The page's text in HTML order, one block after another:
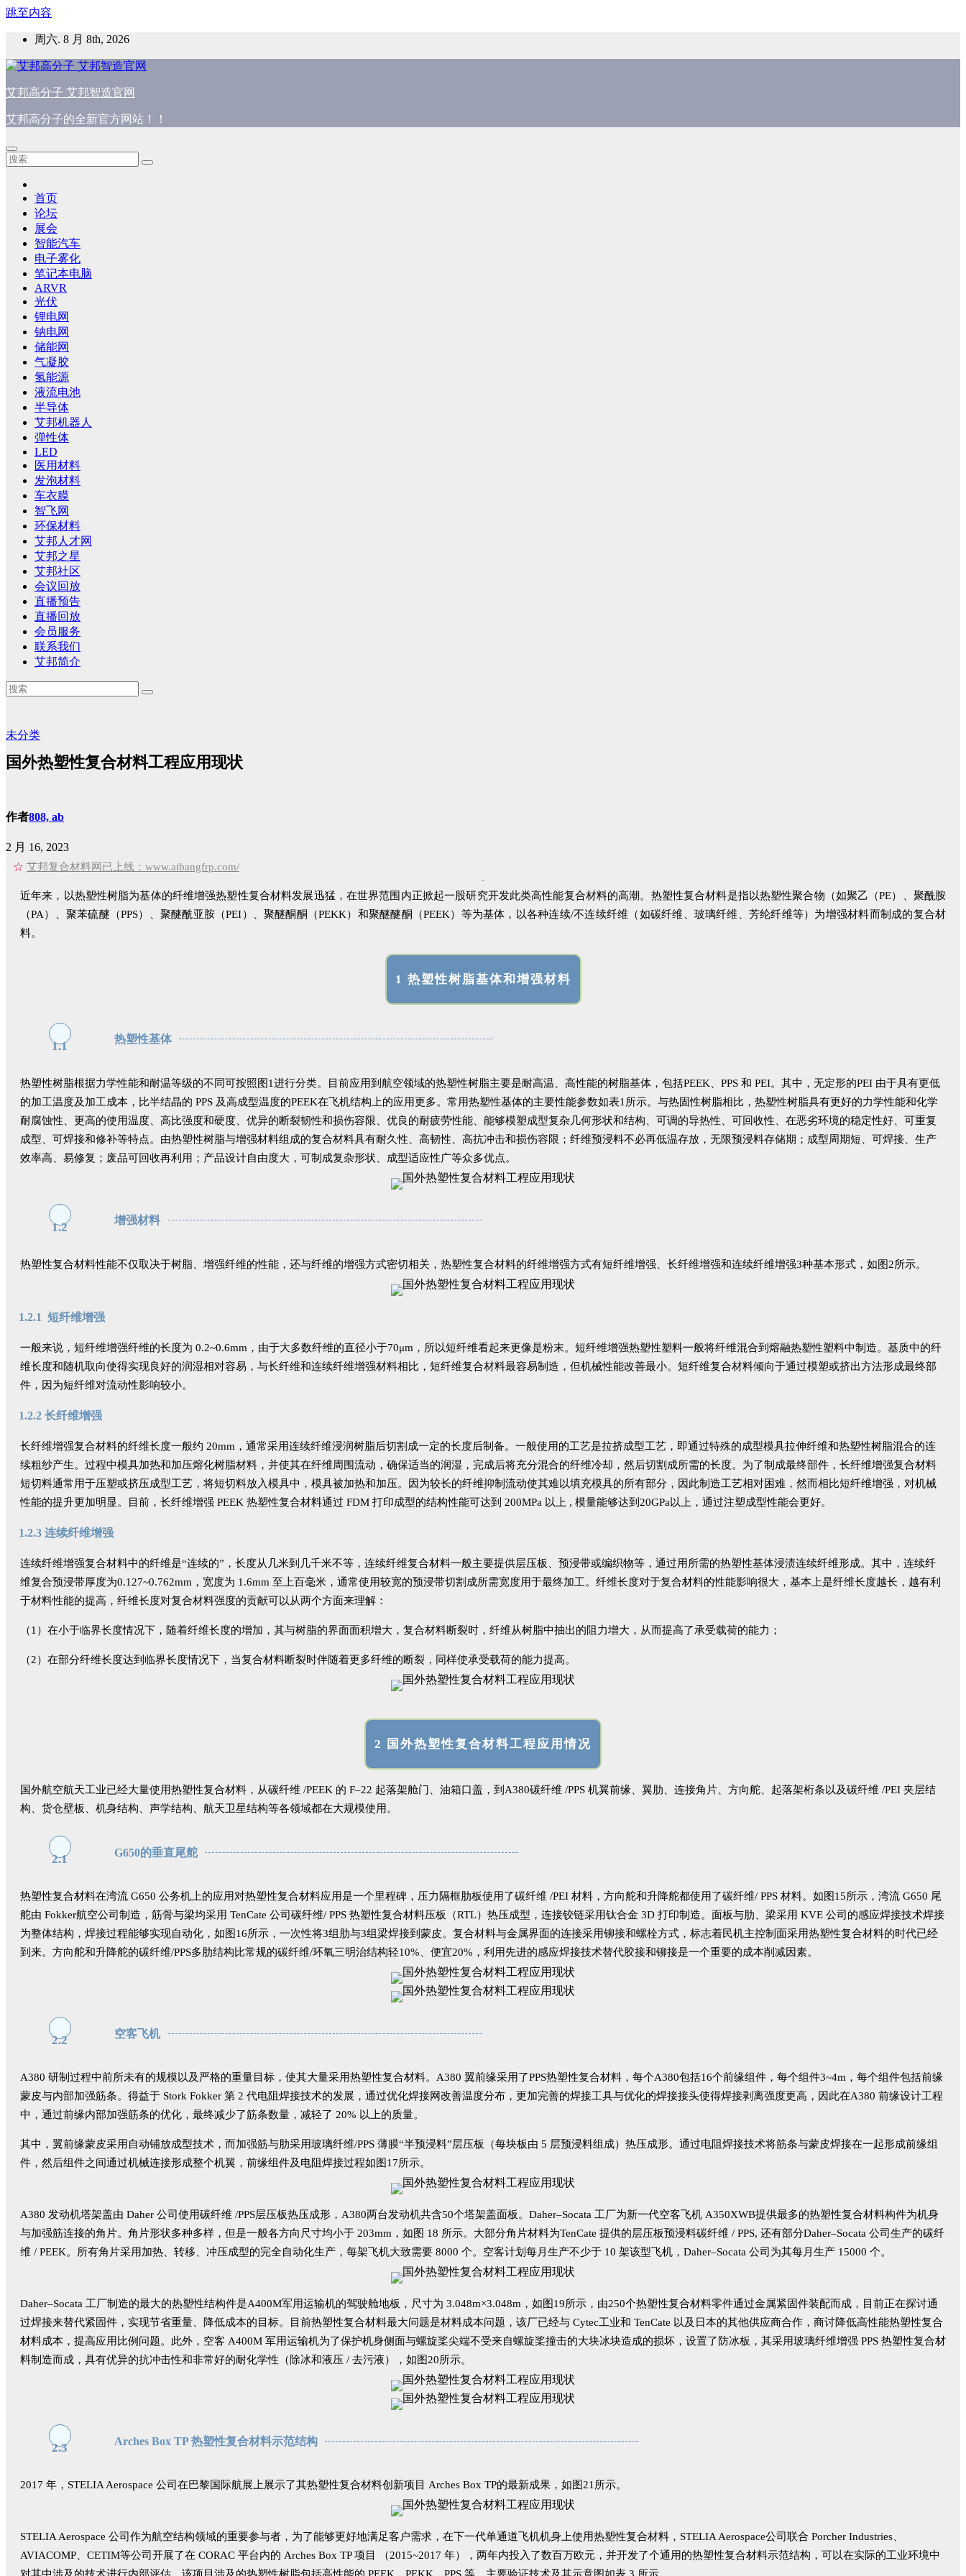
跳至内容
周六. 8 月 8th, 2026
艾邦高分子 艾邦智造官网
艾邦高分子的全新官方网站！！
首页
论坛
展会
智能汽车
电子雾化
笔记本电脑
ARVR
光伏
锂电网
钠电网
储能网
气凝胶
氢能源
液流电池
半导体
艾邦机器人
弹性体
LED
医用材料
发泡材料
车衣膜
智飞网
环保材料
艾邦人才网
艾邦之星
艾邦社区
会议回放
直播预告
直播回放
会员服务
联系我们
艾邦简介
未分类
国外热塑性复合材料工程应用现状
作者808, ab
2 月 16, 2023
☆ 艾邦复合材料网已上线：www.aibangfrp.com/
近年来，以热塑性树脂为基体的纤维增强热塑性复合材料发展迅猛，在世界范围内正掀起一股研究开发此类高性能复合材料的高潮。热塑性复合材料是指以热塑性聚合物（如聚乙（PE）、聚酰胺
（PA）、聚苯硫醚（PPS）、聚醚酰亚胺（PEI）、聚醚酮酮（PEKK）和聚醚醚酮（PEEK）等为基体，以各种连续/不连续纤维（如碳纤维、玻璃纤维、芳纶纤维等）为增强材料而制成的复合材
料。
1 热塑性树脂基体和增强材料
1.1 热塑性基体
热塑性树脂根据力学性能和耐温等级的不同可按照图1进行分类。目前应用到航空领域的热塑性树脂主要是耐高温、高性能的树脂基体，包括PEEK、PPS 和 PEI。其中，无定形的PEI 由于具有更低
的加工温度及加工成本，比半结晶的 PPS 及高成型温度的PEEK在飞机结构上的应用更多。常用热塑性基体的主要性能参数如表1所示。与热固性树脂相比，热塑性树脂具有更好的力学性能和化学
耐腐蚀性、更高的使用温度、高比强度和硬度、优异的断裂韧性和损伤容限、优良的耐疲劳性能、能够模塑成型复杂几何形状和结构、可调的导热性、可回收性、在恶劣环境的稳定性好、可重复
成型、可焊接和修补等特点。由热塑性树脂与增强材料组成的复合材料具有耐久性、高韧性、高抗冲击和损伤容限；纤维预浸料不必再低温存放，无限预浸料存储期；成型周期短、可焊接、生产
效率高、易修复；废品可回收再利用；产品设计自由度大，可制成复杂形状、成型适应性广等众多优点。
1.2 增强材料
热塑性复合材料性能不仅取决于树脂、增强纤维的性能，还与纤维的增强方式密切相关，热塑性复合材料的纤维增强方式有短纤维增强、长纤维增强和连续纤维增强3种基本形式，如图2所示。
1.2.1 短纤维增强
一般来说，短纤维增强纤维的长度为 0.2~0.6mm，由于大多数纤维的直径小于70μm，所以短纤维看起来更像是粉末。短纤维增强热塑性塑料一般将纤维混合到熔融热塑性塑料中制造。基质中的纤
维长度和随机取向使得实现良好的润湿相对容易，与长纤维和连续纤维增强材料相比，短纤维复合材料最容易制造，但机械性能改善最小。短纤维复合材料倾向于通过模塑或挤出方法形成最终部
件，因为短纤维对流动性影响较小。
1.2.2 长纤维增强
长纤维增强复合材料的纤维长度一般约 20mm，通常采用连续纤维浸润树脂后切割成一定的长度后制备。一般使用的工艺是拉挤成型工艺，即通过特殊的成型模具拉伸纤维和热塑性树脂混合的连
续粗纱产生。过程中模具加热和加压熔化树脂材料，并使其在纤维周围流动，确保适当的润湿，完成后将充分混合的纤维冷却，然后切割成所需的长度。为了制成最终部件，长纤维增强复合材料
短切料通常用于压塑或挤压成型工艺，将短切料放入模具中，模具被加热和加压。因为较长的纤维抑制流动使其难以填充模具的所有部分，因此制造工艺相对困难，然而相比短纤维增强，对机械
性能的提升更加明显。目前，长纤维增强 PEEK 热塑性复合材料通过 FDM 打印成型的结构性能可达到 200MPa 以上 , 模量能够达到20GPa以上，通过注塑成型性能会更好。
1.2.3 连续纤维增强
连续纤维增强复合材料中的纤维是“连续的”，长度从几米到几千米不等，连续纤维复合材料一般主要提供层压板、预浸带或编织物等，通过用所需的热塑性基体浸渍连续纤维形成。其中，连续纤
维复合预浸带厚度为0.127~0.762mm，宽度为 1.6mm 至上百毫米，通常使用较宽的预浸带切割成所需宽度用于最终加工。纤维长度对于复合材料的性能影响很大，基本上是纤维长度越长，越有利
于材料性能的提高，纤维长度对复合材料强度的贡献可以从两个方面来理解：
（1）在小于临界长度情况下，随着纤维长度的增加，其与树脂的界面面积增大，复合材料断裂时，纤维从树脂中抽出的阻力增大，从而提高了承受载荷的能力；
（2）在部分纤维长度达到临界长度情况下，当复合材料断裂时伴随着更多纤维的断裂，同样使承受载荷的能力提高。
2 国外热塑性复合材料工程应用情况
国外航空航天工业已经大量使用热塑性复合材料，从碳纤维 /PEEK 的 F–22 起落架舱门、油箱口盖，到A380碳纤维 /PPS 机翼前缘、翼肋、连接角片、方向舵、起落架桁条以及碳纤维 /PEI 夹层结
构、货仓壁板、机身结构、声学结构、航天卫星结构等各领域都在大规模使用。
2.1 G650的垂直尾舵
热塑性复合材料在湾流 G650 公务机上的应用对热塑性复合材料应用是一个里程碑，压力隔框肋板使用了碳纤维 /PEI 材料，方向舵和升降舵都使用了碳纤维/ PPS 材料。如图15所示，湾流 G650 尾
舵由 Fokker航空公司制造，筋骨与梁均采用 TenCate 公司碳纤维/ PPS 热塑性复合材料压板（RTL）热压成型，连接铰链采用钛合金 3D 打印制造。面板与肋、梁采用 KVE 公司的感应焊接技术焊接
为整体结构，焊接过程能够实现自动化，如图16所示，一次性将3组肋与3组梁焊接到蒙皮。复合材料与金属界面的连接采用铆接和螺栓方式，标志着民机主控制面采用热塑性复合材料的时代已经
到来。方向舵和升降舵的碳纤维/PPS多肋结构比常规的碳纤维/环氧三明治结构轻10%、便宜20%，利用先进的感应焊接技术替代胶接和铆接是一个重要的成本削减因素。
2.2 空客飞机
A380 研制过程中前所未有的规模以及严格的重量目标，使其大量采用热塑性复合材料。A380 翼前缘采用了PPS热塑性复合材料，每个A380包括16个前缘组件，每个组件3~4m，每个组件包括前缘
蒙皮与内部加强筋条。得益于 Stork Fokker 第 2 代电阻焊接技术的发展，通过优化焊接网改善温度分布，更加完善的焊接工具与优化的焊接接头使得焊接剥离强度更高，因此在A380 前缘设计工程
中，通过前缘内部加强筋条的优化，最终减少了筋条数量，减轻了 20% 以上的质量。
其中，翼前缘蒙皮采用自动铺放成型技术，而加强筋与肋采用玻璃纤维/PPS 薄膜“半预浸料”层压板（每块板由 5 层预浸料组成）热压成形。通过电阻焊接技术将筋条与蒙皮焊接在一起形成前缘组
件，然后组件之间通过机械连接形成整个机翼，前缘组件及电阻焊接过程如图17所示。
A380 发动机塔架盖由 Daher 公司使用碳纤维 /PPS层压板热压成形，A380两台发动机共含50个塔架盖面板。Daher–Socata 工厂为新一代空客飞机 A350XWB提供最多的热塑性复合材料构件为机身
与加强筋连接的角片。角片形状多种多样，但是一般各方向尺寸均小于 203mm，如图 18 所示。大部分角片材料为TenCate 提供的层压板预浸料碳纤维 / PPS, 还有部分Daher–Socata 公司生产的碳纤
维 / PEEK。所有角片采用加热、转移、冲压成型的完全自动化生产，每架飞机大致需要 8000 个。空客计划每月生产不少于 10 架该型飞机，Daher–Socata 公司为其每月生产 15000 个。
Daher–Socata 工厂制造的最大的热塑性结构件是A400M军用运输机的驾驶舱地板，尺寸为 3.048m×3.048m，如图19所示，由250个热塑性复合材料零件通过金属紧固件装配而成，目前正在探讨通
过焊接来替代紧固件，实现节省重量、降低成本的目标。目前热塑性复合材料最大问题是材料成本问题，该厂已经与 Cytec工业和 TenCate 以及日本的其他供应商合作，商讨降低高性能热塑性复合
材料成本，提高应用比例问题。此外，空客 A400M 军用运输机为了保护机身侧面与螺旋桨尖端不受来自螺旋桨撞击的大块冰块造成的损坏，设置了防冰板，其采用玻璃纤维增强 PPS 热塑性复合材
料制造而成，具有优异的抗冲击性和非常好的耐化学性（除冰和液压 / 去污液），如图20所示。
2.3 Arches Box TP 热塑性复合材料示范结构
2017 年，STELIA Aerospace 公司在巴黎国际航展上展示了其热塑性复合材料创新项目 Arches Box TP的最新成果，如图21所示。
STELIA Aerospace 公司作为航空结构领域的重要参与者，为了能够更好地满足客户需求，在下一代单通道飞机机身上使用热塑性复合材料，STELIA Aerospace公司联合 Porcher Industries、
AVIACOMP、CETIM等公司开展了在 CORAC 平台内的 Arches Box TP 项目 （2015~2017 年），两年内投入了数百万欧元，并开发了个通用的热塑性复合材料示范结构，可以在实际的工业环境中